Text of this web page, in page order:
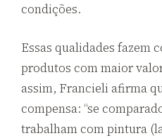
condições.
Essas qualidades fazem
produtos com maior
assim, Francieli afirma
compensa: “se
trabalham com pintura